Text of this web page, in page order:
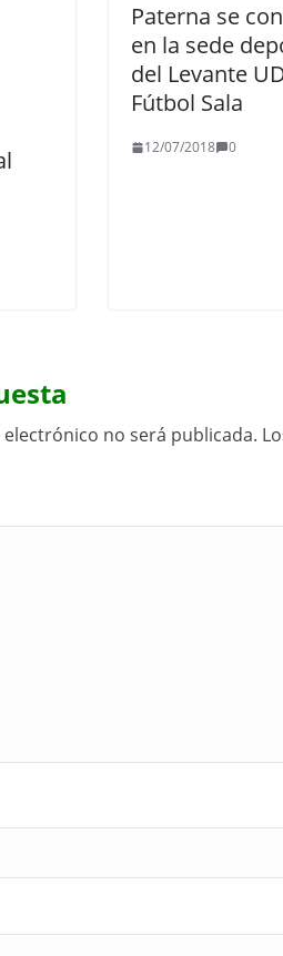
Paterna se
en la sede
del Levante
Fútbol Sala
12/07/2018 0
no será publicada.